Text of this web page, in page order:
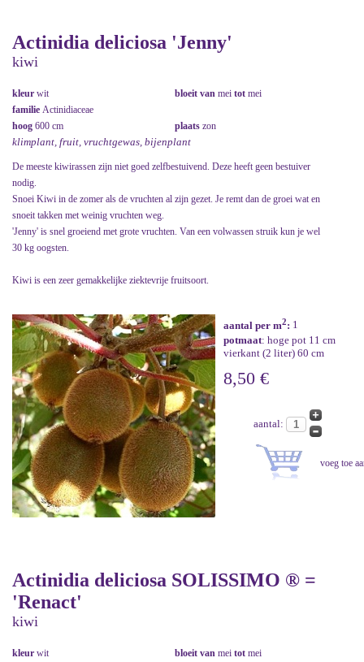
Actinidia deliciosa 'Jenny'
kiwi
kleur wit bloeit van mei tot mei
familie Actinidiaceae
hoog 600 cm plaats zon
klimplant, fruit, vruchtgewas, bijenplant
De meeste kiwirassen zijn niet goed zelfbestuivend. Deze heeft geen bestuiver
nodig.
Snoei Kiwi in de zomer als de vruchten al zijn gezet. Je remt dan de groei wat en
snoeit takken met weinig vruchten weg.
'Jenny' is snel groeiend met grote vruchten. Van een volwassen struik kun je wel
30 kg oogsten.
Kiwi is een zeer gemakkelijke ziektevrije fruitsoort.
aantal per m2: 1
potmaat: hoge pot 11 cm
vierkant (2 liter) 60 cm
8,50 €
aantal:
Actinidia deliciosa SOLISSIMO ® =
'Renact'
kiwi
kleur wit bloeit van mei tot mei